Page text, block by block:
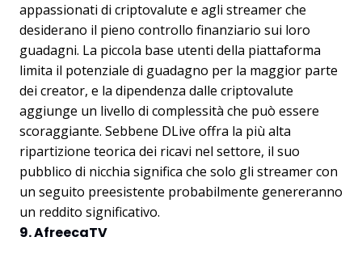
appassionati di criptovalute e agli streamer che
desiderano il pieno controllo finanziario sui loro
guadagni. La piccola base utenti della piattaforma
limita il potenziale di guadagno per la maggior parte
dei creator, e la dipendenza dalle criptovalute
aggiunge un livello di complessità che può essere
scoraggiante. Sebbene DLive offra la più alta
ripartizione teorica dei ricavi nel settore, il suo
pubblico di nicchia significa che solo gli streamer con
un seguito preesistente probabilmente genereranno
un reddito significativo.
9. AfreecaTV